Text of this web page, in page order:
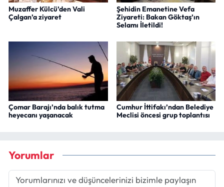
Muzaffer Külcü’den Vali
Çalgan’a ziyaret
Şehidin Emanetine Vefa
Ziyareti: Bakan Göktaş’ın
Selamı İletildi!
Çomar Barajı’nda balık tutma
heyecanı yaşanacak
Cumhur İttifakı’ndan Belediye
Meclisi öncesi grup toplantısı
Yorumlar